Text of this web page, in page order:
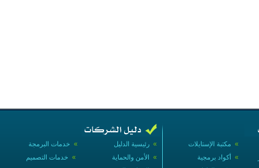
» خدمات البرمجة » رئيسية الدليل
» خدمات التصميم » الأمن والحماية
» مكتبة الإستايلات
» أكواد برمجية